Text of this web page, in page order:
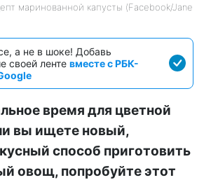
маринованной капусты (Facebook/Jane
а не в шоке! Добавь
своей ленте вместе с РБК-
время для цветной
вы ищете новый,
способ приготовить
овощ, попробуйте этот